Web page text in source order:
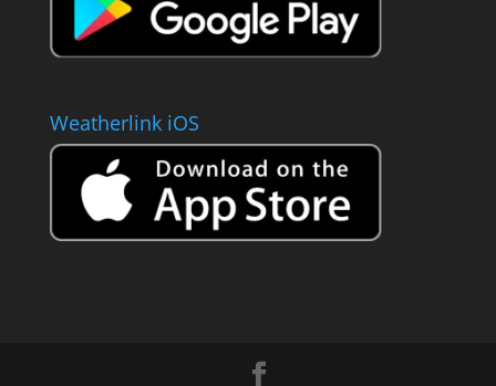
Weatherlink iOS